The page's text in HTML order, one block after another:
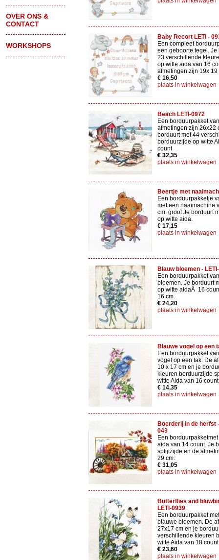
OVER ONS &
CONTACT
WORKSHOPS
Baby Recort LETI -
Een compleet
een geboorte tegel. Je
23 verschillende
op witte aida van 16
afmetingen zijn 19x 19
€ 16,50
plaats in winkelwagen
Beach LETI-0972
Een borduurpakket
afmetingen zijn 26x22
borduurt met 44
borduurzijde op witte
count
€ 32,35
plaats in winkelwagen
Beertje met
Een borduurpakketje
met een naaimachine
cm. groot Je borduurt
op witte aida.
€ 17,15
plaats in winkelwagen
Blauw bloemen -
Een borduurpakket
bloemen. Je borduurt
op witte aidaÂ 16
16 cm.
€ 24,20
plaats in winkelwagen
Blauwe vogel op een
Een borduurpakket
vogel op een tak. De
10 x 17 cm en je
kleuren borduurzijde
witte Aida van 16
€ 14,35
plaats in winkelwagen
Boerderij in de herfst
043
Een
aida van 14 count. Je
splijtzijde en de
29 cm.
€ 31,05
plaats in winkelwagen
Butterflies and
LETI-0939
Een borduurpakket
blauwe bloemen. De
27x17 cm en je
verschillende kleuren
witte Aida van 18 count
€ 23,60
plaats in winkelwagen